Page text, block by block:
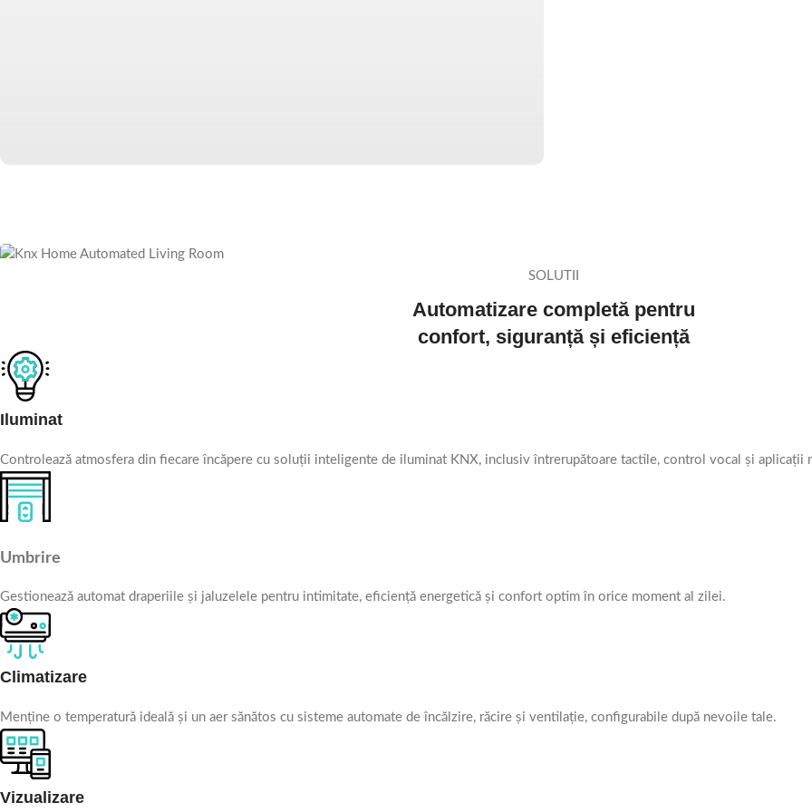
spațiului tău.
Prin sistemele KNX, combinăm confortul, siguranța și eficiența energetică
proiectat să funcționeze impecabil.
Mai mult
SOLUTII
Automatizare completă pentru
confort, siguranță și eficiență
Iluminat
Controlează atmosfera din fiecare încăpere cu soluții inteligente de iluminat KNX, inclusiv întrerupătoare tactile, control vocal și aplicații
Umbrire
Gestionează automat draperiile și jaluzelele pentru intimitate, eficiență energetică și confort optim în orice moment al zilei.
Climatizare
Menține o temperatură ideală și un aer sănătos cu sisteme automate de încălzire, răcire și ventilație, configurabile după nevoile tale.
Vizualizare